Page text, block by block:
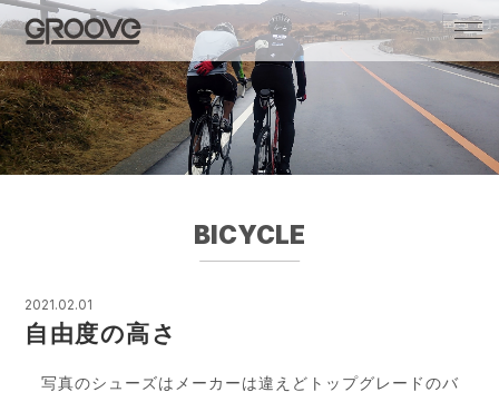
Groove 自転車 カフェ 輸入車・国産車のチ
ューニング/販売
BICYCLE
2021.02.01
自由度の高さ
写真のシューズはメーカーは違えどトップグレードのバ